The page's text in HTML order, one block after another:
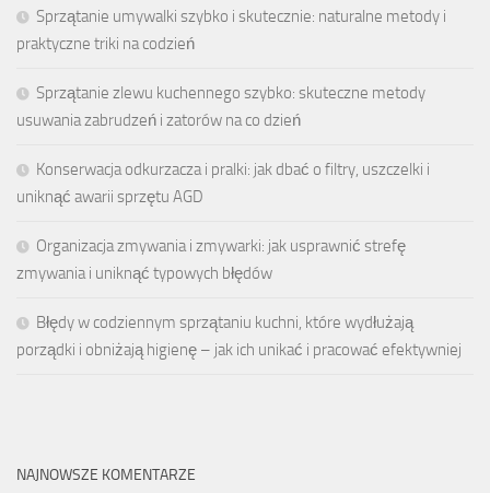
Sprzątanie umywalki szybko i skutecznie: naturalne metody i
praktyczne triki na codzień
Sprzątanie zlewu kuchennego szybko: skuteczne metody
usuwania zabrudzeń i zatorów na co dzień
Konserwacja odkurzacza i pralki: jak dbać o filtry, uszczelki i
uniknąć awarii sprzętu AGD
Organizacja zmywania i zmywarki: jak usprawnić strefę
zmywania i uniknąć typowych błędów
Błędy w codziennym sprzątaniu kuchni, które wydłużają
porządki i obniżają higienę – jak ich unikać i pracować efektywniej
NAJNOWSZE KOMENTARZE